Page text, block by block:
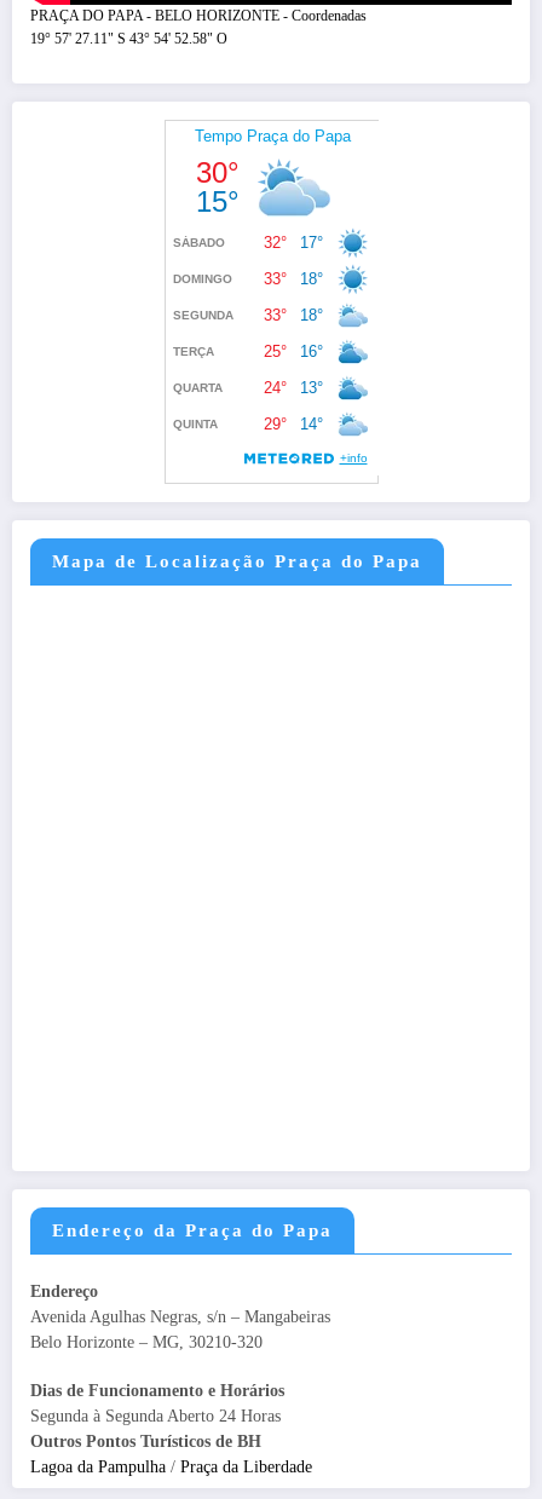
PRAÇA DO PAPA - BELO HORIZONTE - Coordenadas
19° 57' 27.11" S 43° 54' 52.58" O
Mapa de Localização Praça do Papa
Endereço da Praça do Papa
Endereço
Avenida Agulhas Negras, s/n – Mangabeiras
Belo Horizonte – MG, 30210-320
Dias de Funcionamento e Horários
Segunda à Segunda Aberto 24 Horas
Outros Pontos Turísticos de BH
Lagoa da Pampulha / Praça da Liberdade